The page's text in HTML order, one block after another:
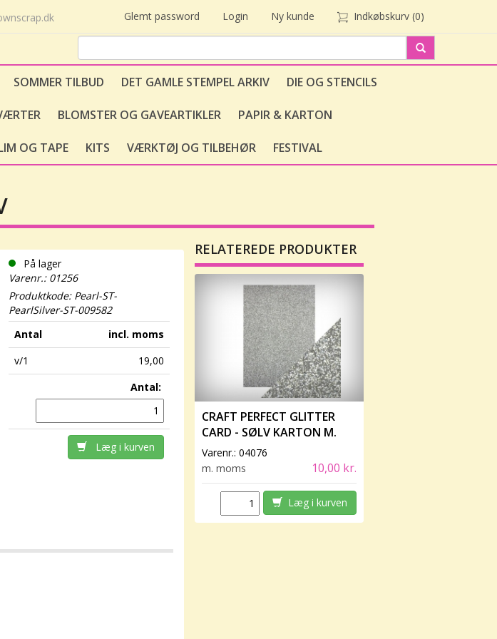
Glemt password Login Ny kunde Indkøbskurv (0)
SOMMER TILBUD DET GAMLE STEMPEL ARKIV DIE OG STENCILS
BLOMSTER OG GAVEARTIKLER PAPIR & KARTON
OG TAPE KITS VÆRKTØJ OG TILBEHØR FESTIVAL
På lager
Varenr.: 01256
Produktkode: Pearl-ST-
PearlSilver-ST-009582
Antal
incl. moms
v/1
19,00
Antal:
Læg i kurven
RELATEREDE PRODUKTER
CRAFT PERFECT GLITTER
CARD - SØLV KARTON M.
GLIMMER 250G - SILVER
SCREEN - 9941E
Varenr.:04076
m. moms
10,00 kr.
Læg i kurven